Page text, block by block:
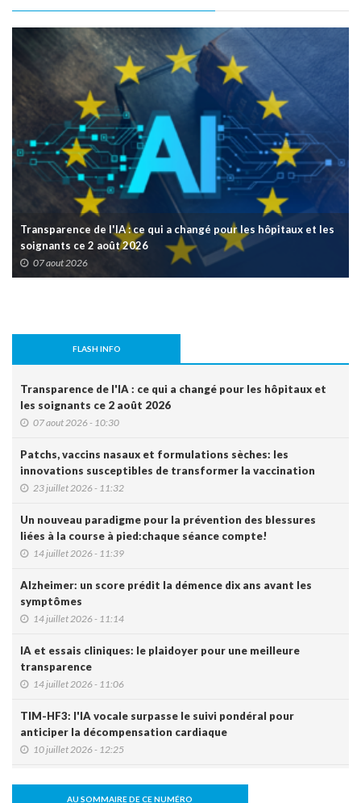
Transparence de l'IA : ce qui a changé pour les hôpitaux et les
soignants ce 2 août 2026
07 aout 2026
FLASH INFO
Transparence de l'IA : ce qui a changé pour les hôpitaux et
les soignants ce 2 août 2026
07 aout 2026 - 10:30
Patchs, vaccins nasaux et formulations sèches: les
innovations susceptibles de transformer la vaccination
23 juillet 2026 - 11:32
Un nouveau paradigme pour la prévention des blessures
liées à la course à pied:chaque séance compte!
14 juillet 2026 - 11:39
Alzheimer: un score prédit la démence dix ans avant les
symptômes
14 juillet 2026 - 11:14
IA et essais cliniques: le plaidoyer pour une meilleure
transparence
14 juillet 2026 - 11:06
TIM-HF3: l'IA vocale surpasse le suivi pondéral pour
anticiper la décompensation cardiaque
10 juillet 2026 - 12:25
européen des données de santé (EEDS).
AU SOMMAIRE DE CE NUMÉRO